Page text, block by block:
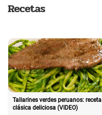
Recetas
Tallarines verdes peruanos: receta
clásica deliciosa (VIDEO)